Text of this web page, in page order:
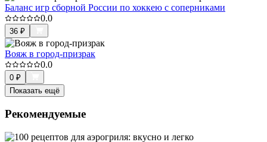
Баланс игр сборной России по хоккею с соперниками
0.0
36 ₽
Вояж в город-призрак
0.0
0 ₽
Показать ещё
Рекомендуемые